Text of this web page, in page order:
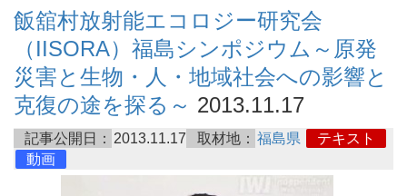
飯舘村放射能エコロジー研究会
（IISORA）福島シンポジウム～原発
災害と生物・人・地域社会への影響と
克復の途を探る～ 2013.11.17
記事公開日： 2013.11.17 取材地： 福島県
テキスト
動画